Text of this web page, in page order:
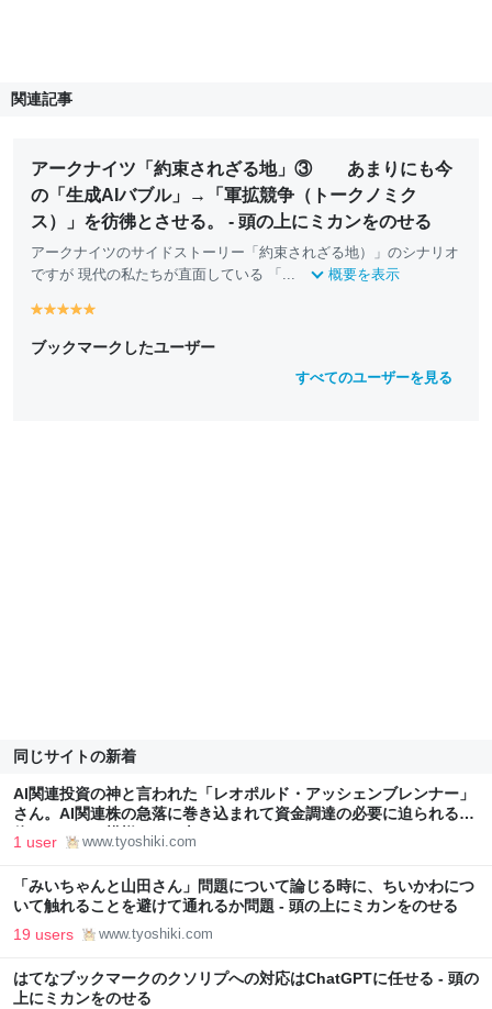
関連記事
アークナイツ「約束されざる地」③ あまりにも今
の「生成AIバブル」→「軍拡競争（トークノミク
ス）」を彷彿とさせる。 - 頭の上にミカンをのせる
アークナイツのサイドストーリー「約束されざる地）」のシナリオ
ですが 現代の私たちが直面している 「...
概要を表示
y
ll
y
ll
y
ll
y
ll ll
ブックマークしたユーザー
すべてのユーザーを見る
同じサイトの新着
AI関連投資の神と言われた「レオポルド・アッシェンブレンナー」
さん。AI関連株の急落に巻き込まれて資金調達の必要に迫られる自
体になってた模様 - 頭の上にミカンをのせる
1 user www.tyoshiki.com
「みいちゃんと山田さん」問題について論じる時に、ちいかわにつ
いて触れることを避けて通れるか問題 - 頭の上にミカンをのせる
19 users www.tyoshiki.com
はてなブックマークのクソリプへの対応はChatGPTに任せる - 頭の
上にミカンをのせる